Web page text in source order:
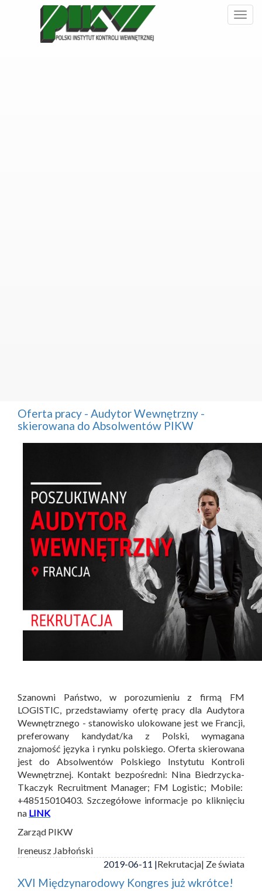
Oferta pracy - Audytor Wewnętrzny -
skierowana do Absolwentów PIKW
Szanowni Państwo, w porozumieniu z firmą FM
LOGISTIC, przedstawiamy ofertę pracy dla Audytora
Wewnętrznego - stanowisko ulokowane jest we Francji,
preferowany kandydat/ka z Polski, wymagana
znajomość języka i rynku polskiego. Oferta skierowana
jest do Absolwentów Polskiego Instytutu Kontroli
Wewnętrznej. Kontakt bezpośredni: Nina Biedrzycka-
Tkaczyk Recruitment Manager; FM Logistic; Mobile:
+48515010403. Szczegółowe informacje po kliknięciu
na LINK
Zarząd PIKW
Ireneusz Jabłoński
2019-06-11 |Rekrutacja| Ze świata
XVI Międzynarodowy Kongres już wkrótce!